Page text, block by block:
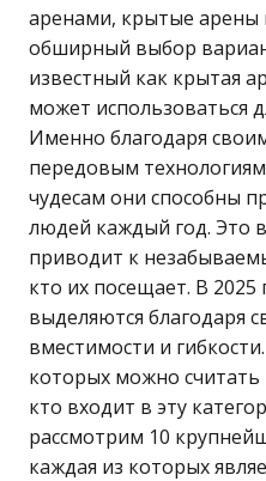
аренами, крытые арены
обширный выбор
известный как крытая
может использоваться
Именно благодаря
передовым
чудесам они способны
людей каждый год. Это
приводит к
кто их посещает. В
выделяются благодаря
вместимости и
которых можно
кто входит в эту
рассмотрим 10
каждая из которых